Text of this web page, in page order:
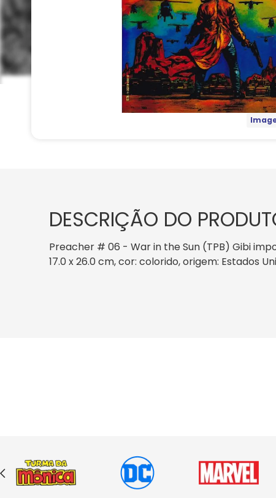
DESCRIÇÃO DO
Preacher # 06 - War in the Sun (TPB) Gibi
17.0 x 26.0 cm, cor: colorido, origem: Estados